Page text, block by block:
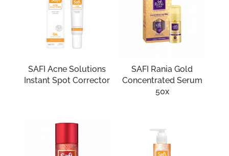
SAFI Acne Solutions
Instant Spot Corrector
SAFI Rania Gold
Concentrated Serum
50x